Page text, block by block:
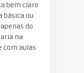
bem claro
básica ou
do
na
com aulas